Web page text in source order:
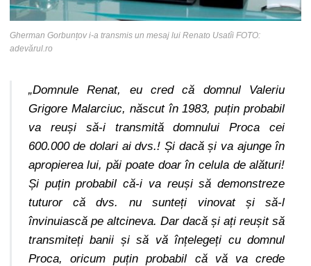
Gherman Gorbunțov i-a transmis un mesaj lui Renato Usatîi FOTO:
adevărul.ro
„Domnule Renat, eu cred că domnul Valeriu
Grigore Malarciuc, născut în 1983,puțin probabil
va reuși să-i transmită domnului Proca cei
600.000 de dolari ai dvs.! Și dacăși va ajunge în
apropierea lui, păi poate doar în celula de alături!
Și puțin probabil că-i va reuși să demonstreze
tuturor că dvs. nu sunteți vinovat și să-l
învinuiască pe altcineva. Dar dacăși ați reușit să
transmitețibanii și să vă înțelegeți cu domnul
Proca, oricumpuțin probabil că vă va crede